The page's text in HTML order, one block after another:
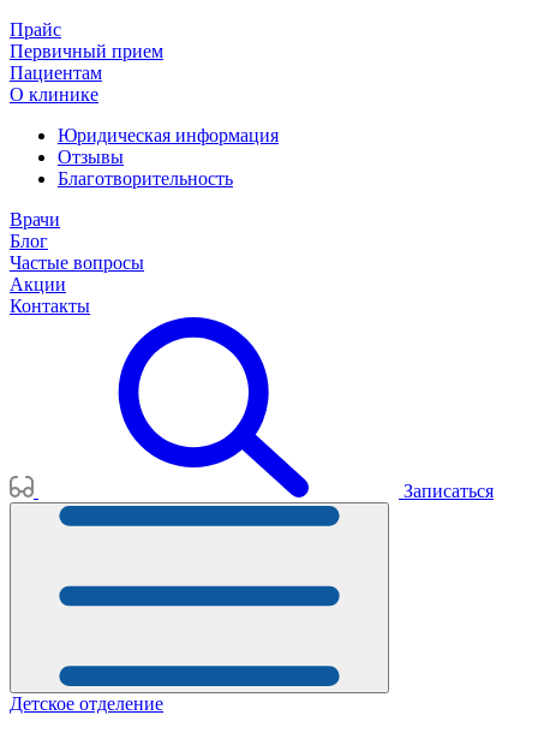
Прайс
Первичный прием
Пациентам
О клинике
Юридическая информация
Отзывы
Благотворительность
Врачи
Блог
Частые вопросы
Акции
Контакты
Записаться
Детское отделение